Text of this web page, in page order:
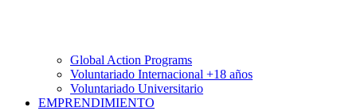
Global Action Programs
Voluntariado Internacional +18 años
Voluntariado Universitario
EMPRENDIMIENTO